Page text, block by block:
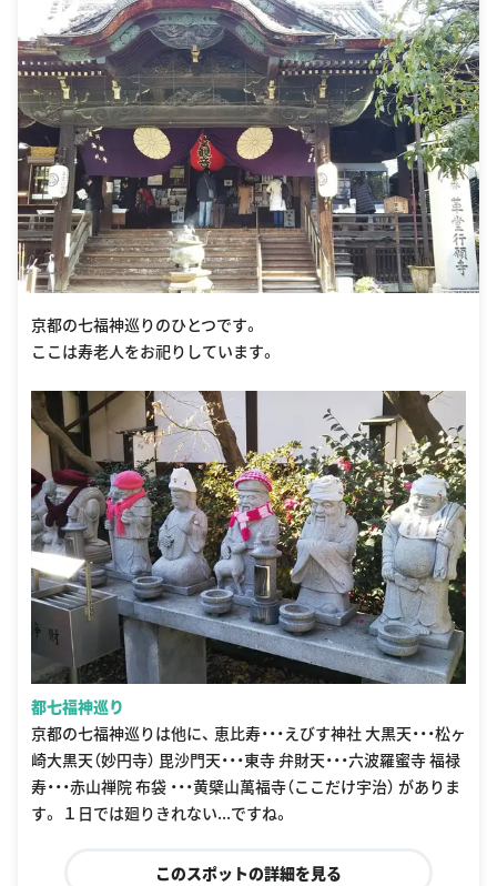
京都の七福神巡りのひとつです。
ここは寿老人をお祀りしています。
都七福神巡り
京都の七福神巡りは他に、 恵比寿・・・えびす神社 大黒天・・・松ヶ
崎大黒天（妙円寺） 毘沙門天・・・東寺 弁財天・・・六波羅蜜寺 福禄
寿・・・赤山禅院 布袋 ・・・黄檗山萬福寺（ここだけ宇治） がありま
す。 １日では廻りきれない...ですね。
このスポットの詳細を見る